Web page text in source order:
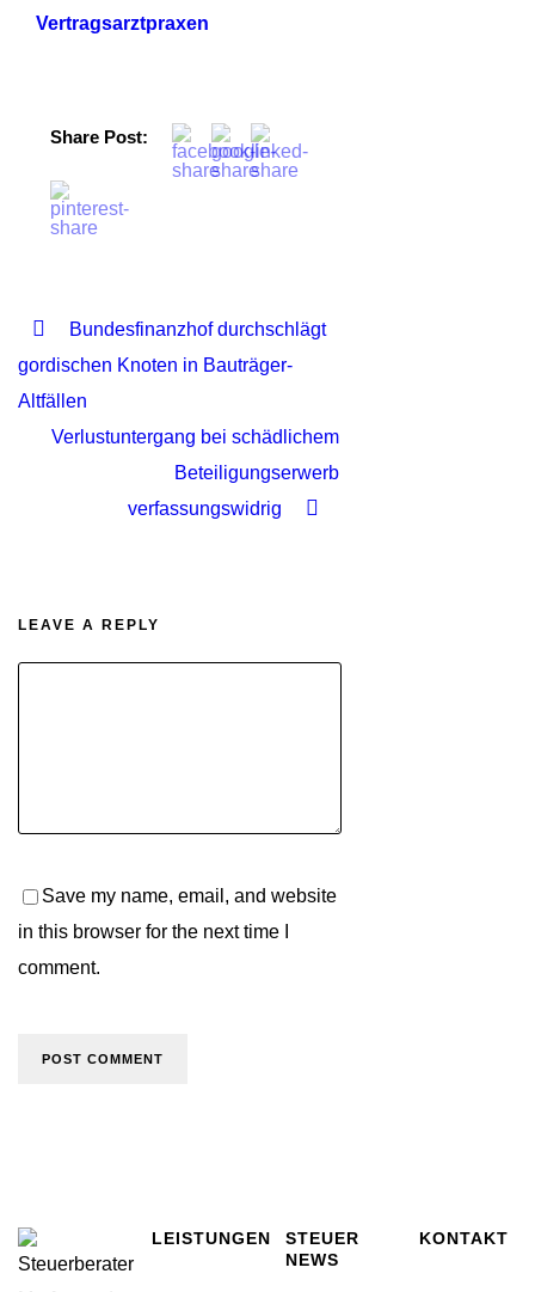
Vertragsarztpraxen
Share Post:
Bundesfinanzhof durchschlägt
gordischen Knoten in Bauträger-
Altfällen
Verlustuntergang bei schädlichem
Beteiligungserwerb
verfassungswidrig
LEAVE A REPLY
Save my name, email, and website
in this browser for the next time I
comment.
LEISTUNGEN
STEUER
NEWS
KONTAKT